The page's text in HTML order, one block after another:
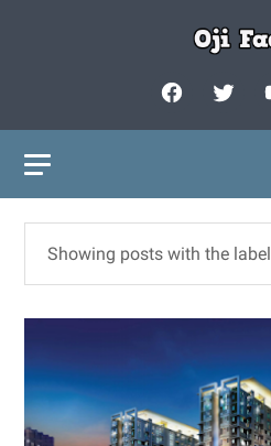
Showing posts with the label